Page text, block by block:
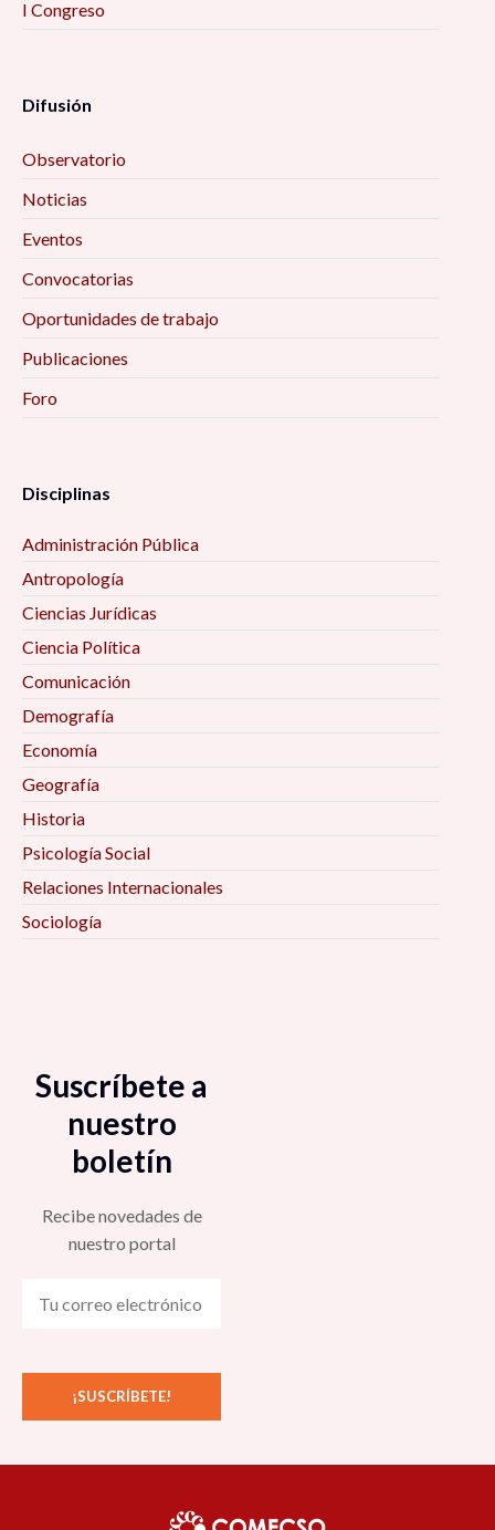
I Congreso
Difusión
Observatorio
Noticias
Eventos
Convocatorias
Oportunidades de trabajo
Publicaciones
Foro
Disciplinas
Administración Pública
Antropología
Ciencias Jurídicas
Ciencia Política
Comunicación
Demografía
Economía
Geografía
Historia
Psicología Social
Relaciones Internacionales
Sociología
Suscríbete a
nuestro
boletín
Recibe novedades de
nuestro portal